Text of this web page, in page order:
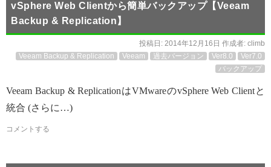
vSphere Web Clientから簡単バックアップ【Veeam
Backup & Replication】
投稿日: 2014年12月16日 作成者: climb
Veeam Backup & Replication
Veeam 過去バージョン Ver8.0
Ver7.0
バックアップ
Veeam Backup & ReplicationはVMwareのvSphere Web Clientと
統合 (さらに…)
コメントする